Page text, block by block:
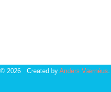
© 2026 Created by Anders Værnéus